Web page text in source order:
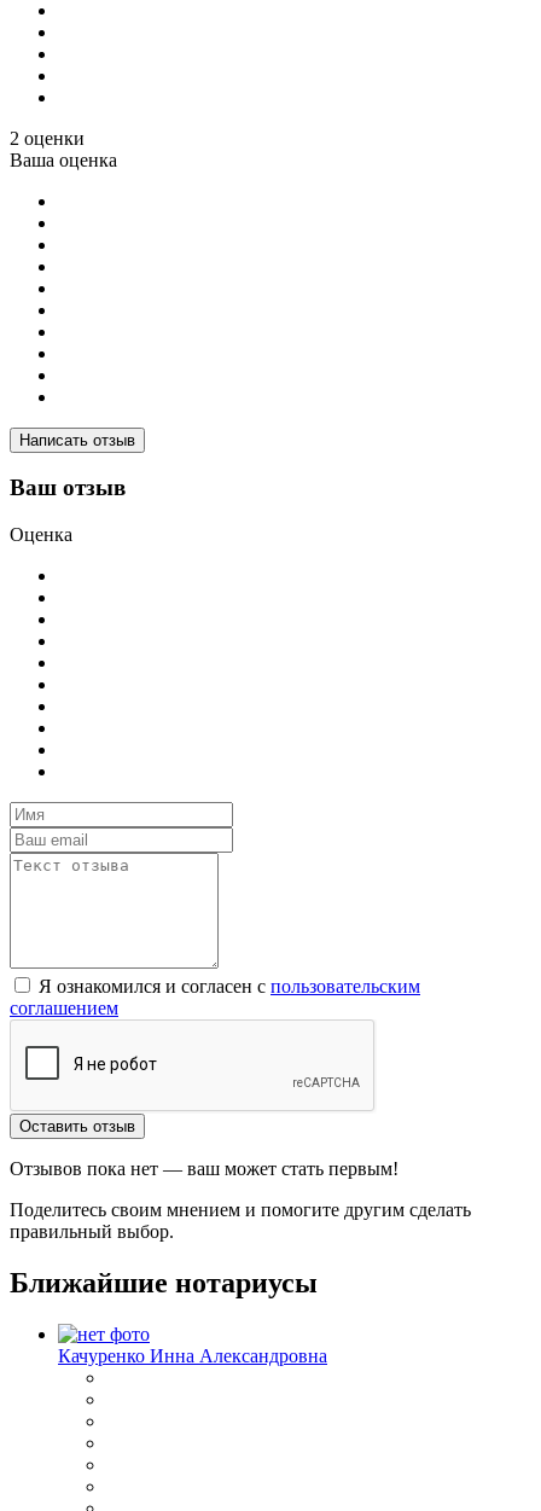
2 оценки
Ваша оценка
Написать отзыв
Ваш отзыв
Оценка
Я ознакомился и согласен с пользовательским
соглашением
Оставить отзыв
Отзывов пока нет — ваш может стать первым!
Поделитесь своим мнением и помогите другим сделать
правильный выбор.
Ближайшие нотариусы
Качуренко Инна Александровна